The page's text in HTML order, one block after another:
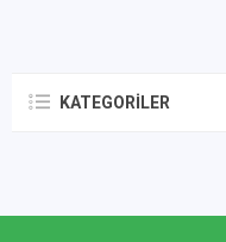
KATEGORILER